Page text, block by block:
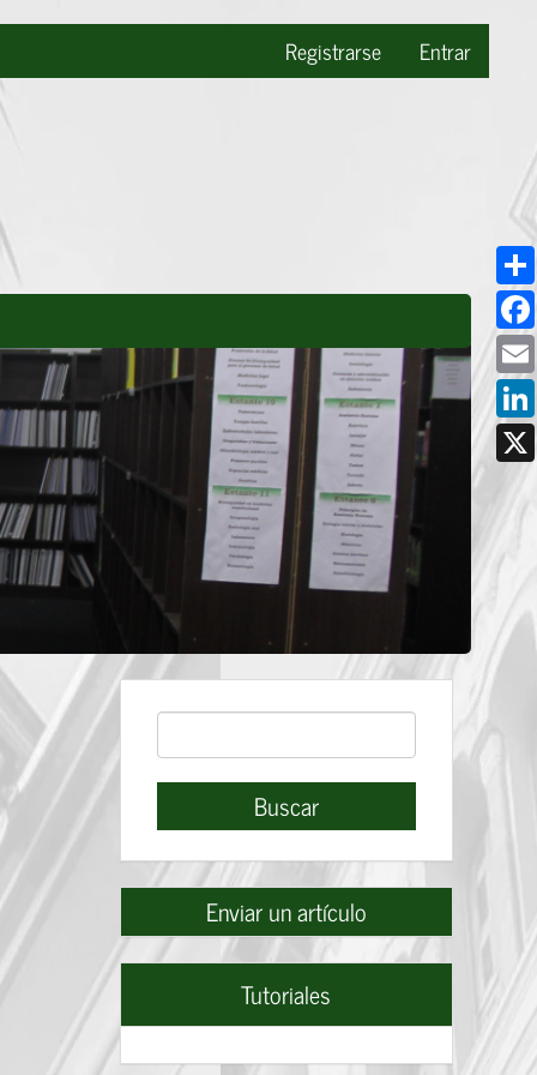
Registrarse Entrar
Buscar
Buscar
Enviar
un
Enviar un artículo
Tutoriales